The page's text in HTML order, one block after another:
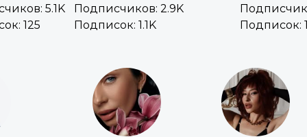
5.1K
125
Подписчиков: 2.9K
Подписок: 1.1K
Подписок: